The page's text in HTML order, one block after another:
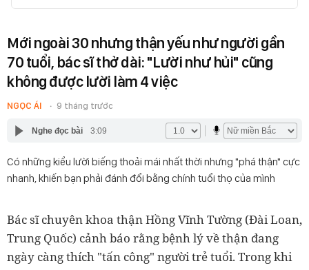
Mới ngoài 30 nhưng thận yếu như người gần
70 tuổi, bác sĩ thở dài: "Lười như hủi" cũng
không được lười làm 4 việc
NGỌC ÁI 9 tháng trước
Nghe đọc bài 3:09
Có những kiểu lười biếng thoải mái nhất thời nhưng "phá thận" cực
nhanh, khiến bạn phải đánh đổi bằng chính tuổi thọ của mình
Bác sĩ chuyên khoa thận Hồng Vĩnh Tường (Đài Loan,
Trung Quốc) cảnh báo rằng bệnh lý về thận đang
ngày càng thích "tấn công" người trẻ tuổi. Trong khi